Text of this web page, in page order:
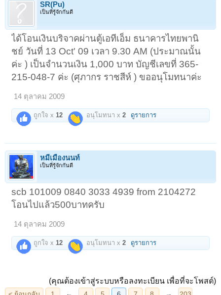
SR(Pu)
เป็นที่รู้จักกันดี
ได้โอนเงินบริจาคผ่านตู้เอทีเอ็ม ธนาคารไทยพานิ
ชย์ วันที่ 13 Oct' 09 เวลา 9.30 AM (ประมาณนั้น
ค่ะ ) เป็นจำนวนเงิน 1,000 บาท บัญชีเลขที่ 365-
215-048-7 ค่ะ (ศุภากร ราชสีห์ ) ขออนุโมทนาค่ะ
14 ตุลาคม 2009
ถูกใจ x12 อนุโมทนา x2 ดูรายการ
หมีเมืองนนท์
เป็นที่รู้จักกันดี
scb 101009 0840 3033 4939 from 2104272
โอนไปแล้ว500บาทครับ
14 ตุลาคม 2009
ถูกใจ x 12 อนุโมทนา x2 ดูรายการ
(คุณต้องเข้าสู่ระบบหรือลงทะเบียน เพื่อที่จะโพสต์)